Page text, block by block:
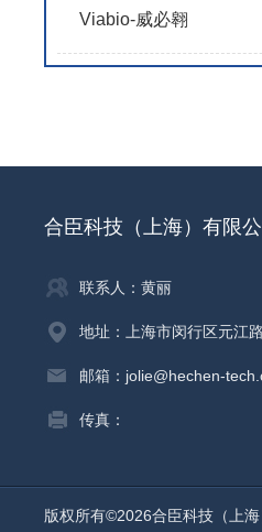
Viabio-威必翱
合臣科技（上海）有限公
联系人：黄丽
地址：上海市闵行区元江
邮箱：jolie@hechen-
传真：
版权所有©2026合臣科技（上